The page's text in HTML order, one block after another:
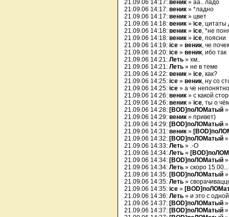
21.09.06 14:17: веник » аа.. ладо
21.09.06 14:17: веник » *ладно
21.09.06 14:17: веник » цвет
21.09.06 14:18: веник » ice, цитаты
21.09.06 14:18: веник » ice, *не
21.09.06 14:18: веник » ice, поясни
21.09.06 14:19: ice » веник, че
21.09.06 14:20: ice » веник, ибо так
21.09.06 14:21: Леть » хм..
21.09.06 14:21: Леть » не в теме
21.09.06 14:22: веник » ice, как?
21.09.06 14:25: ice » веник, ну со
21.09.06 14:25: ice » а че
21.09.06 14:26: веник » с какой
21.09.06 14:26: веник » ice, ты о
21.09.06 14:28: [BOD]поЛОМатый
21.09.06 14:29: веник » привет)
21.09.06 14:29: [BOD]поЛОМатый
21.09.06 14:31: веник »
21.09.06 14:32: [BOD]поЛОМатый
21.09.06 14:33: Леть » .-O
21.09.06 14:34: Леть »
21.09.06 14:34: [BOD]поЛОМатый
21.09.06 14:34: Леть » скоро 15.00...
21.09.06 14:35: [BOD]поЛОМатый
21.09.06 14:35: Леть »
21.09.06 14:35: ice »
21.09.06 14:36: Леть » и это с
21.09.06 14:37: [BOD]поЛОМатый
21.09.06 14:37: [BOD]поЛОМатый